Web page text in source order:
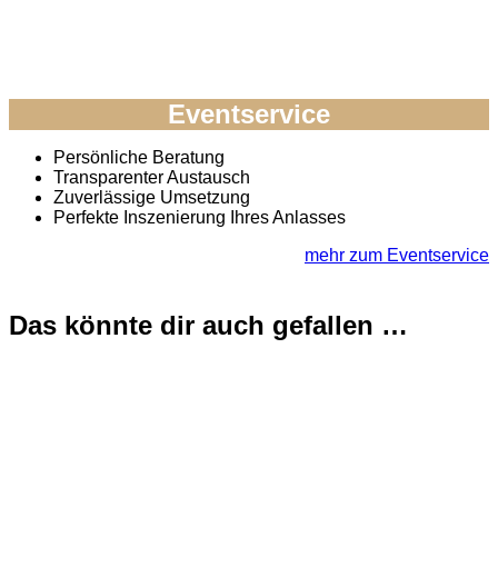
Eventservice
Persönliche Beratung
Transparenter Austausch
Zuverlässige Umsetzung
Perfekte Inszenierung Ihres Anlasses
mehr zum Eventservice
Das könnte dir auch gefallen …